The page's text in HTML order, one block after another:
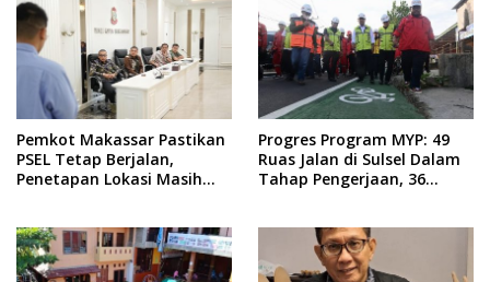
Pemkot Makassar Pastikan
PSEL Tetap Berjalan,
Penetapan Lokasi Masih
Progres Program MYP: 49
Ruas Jalan di Sulsel Dalam
Tahap Pengerjaan, 36